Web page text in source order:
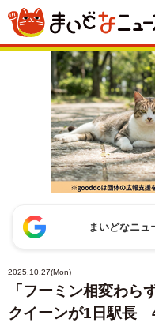
まいどなニ
2025.10.27(Mon)
「フーミン相変わ
クイーンが1日駅長